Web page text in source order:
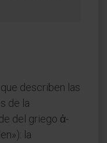
describen las
de la
del griego ἀ-
la